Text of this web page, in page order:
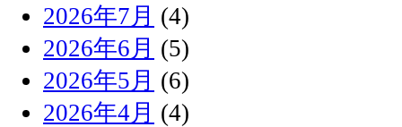
2026年7月 (4)
2026年6月 (5)
2026年5月 (6)
2026年4月 (4)